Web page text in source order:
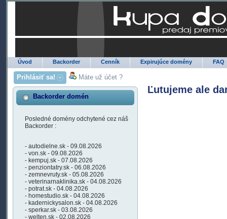
Úvod Backorder Cenník Expirujúce domény FAQ
Prihlásiť sa! Máte už účet ?
Backorder domén
Posledné domény odchytené cez náš
Backorder :
- autodielne.sk - 09.08.2026
- von.sk - 09.08.2026
- kempuj.sk - 07.08.2026
- penziontatry.sk - 06.08.2026
- zemnevruty.sk - 05.08.2026
- veterinarnaklinika.sk - 04.08.2026
- potrat.sk - 04.08.2026
- homestudio.sk - 04.08.2026
- kadernickysalon.sk - 04.08.2026
- sperkar.sk - 03.08.2026
- welten.sk - 02.08.2026
Ľutujeme ale